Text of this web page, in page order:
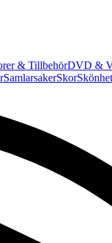
& TillbehörDVD &
SamlarsakerSkorSkönhet